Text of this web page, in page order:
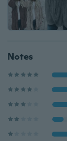
Notes